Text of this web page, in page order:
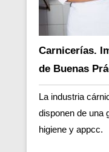
Carnicerías.
de Buenas
La industria
disponen de una
higiene y appcc.